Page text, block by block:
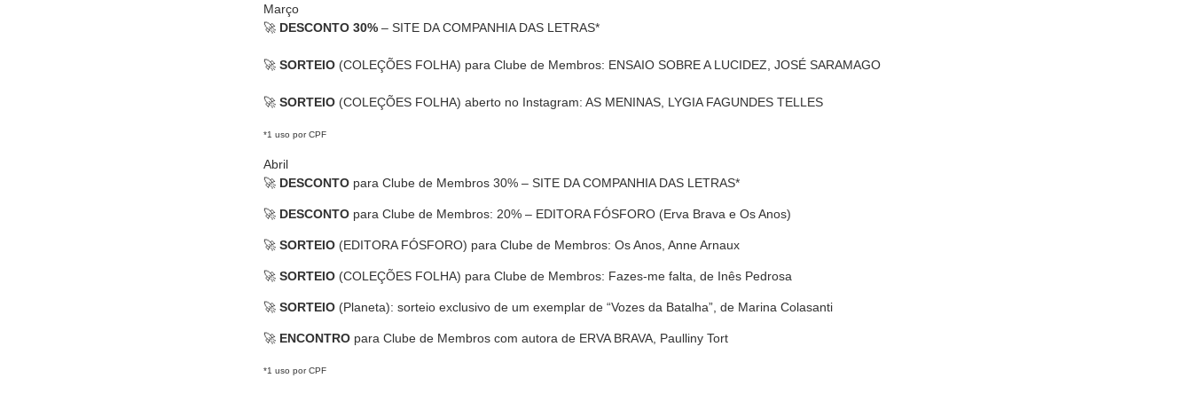
Março
🚀 DESCONTO 30% – SITE DA COMPANHIA DAS LETRAS*
🚀 SORTEIO (COLEÇÕES FOLHA) para Clube de Membros: ENSAIO SOBRE A LUCIDEZ, JOSÉ SARAMAGO
🚀 SORTEIO (COLEÇÕES FOLHA) aberto no Instagram: AS MENINAS, LYGIA FAGUNDES TELLES
*1 uso por CPF
Abril
🚀 DESCONTO para Clube de Membros 30% – SITE DA COMPANHIA DAS LETRAS*
🚀 DESCONTO para Clube de Membros: 20% – EDITORA FÓSFORO (Erva Brava e Os Anos)
🚀 SORTEIO (EDITORA FÓSFORO) para Clube de Membros: Os Anos, Anne Arnaux
🚀 SORTEIO (COLEÇÕES FOLHA) para Clube de Membros: Fazes-me falta, de Inês Pedrosa
🚀 SORTEIO (Planeta): sorteio exclusivo de um exemplar de “Vozes da Batalha”, de Marina Colasanti
🚀 ENCONTRO para Clube de Membros com autora de ERVA BRAVA, Paulliny Tort
*1 uso por CPF